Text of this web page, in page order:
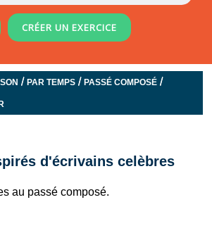
CRÉER UN EXERCICE
/PAR TEMPS /PASSÉ COMPOSÉ /
d'écrivains celèbres
au passé composé.